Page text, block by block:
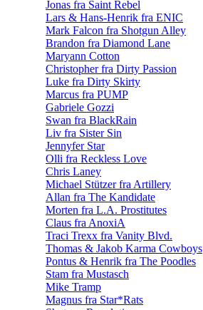
Jonas fra Saint Rebel
Lars & Hans-Henrik fra ENIC
Mark Falcon fra Shotgun Alley
Brandon fra Diamond Lane
Maryann Cotton
Christopher fra Dirty Passion
Luke fra Dirty Skirty
Marcus fra PUMP
Gabriele Gozzi
Swan fra BlackRain
Liv fra Sister Sin
Jennyfer Star
Olli fra Reckless Love
Chris Laney
Michael Stützer fra Artillery
Allan fra The Kandidate
Morten fra L.A. Prostitutes
Claus fra AnoxiA
Traci Trexx fra Vanity Blvd.
Thomas & Jakob Karma Cowboys
Pontus & Henrik fra The Poodles
Stam fra Mustasch
Mike Tramp
Magnus fra Star*Rats